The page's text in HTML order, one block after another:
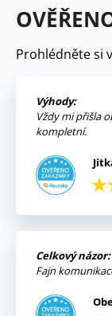
Prohlédněte si
Výhody:
Vždy mi přišla
kompletní.
Celkový názor:
Fajn